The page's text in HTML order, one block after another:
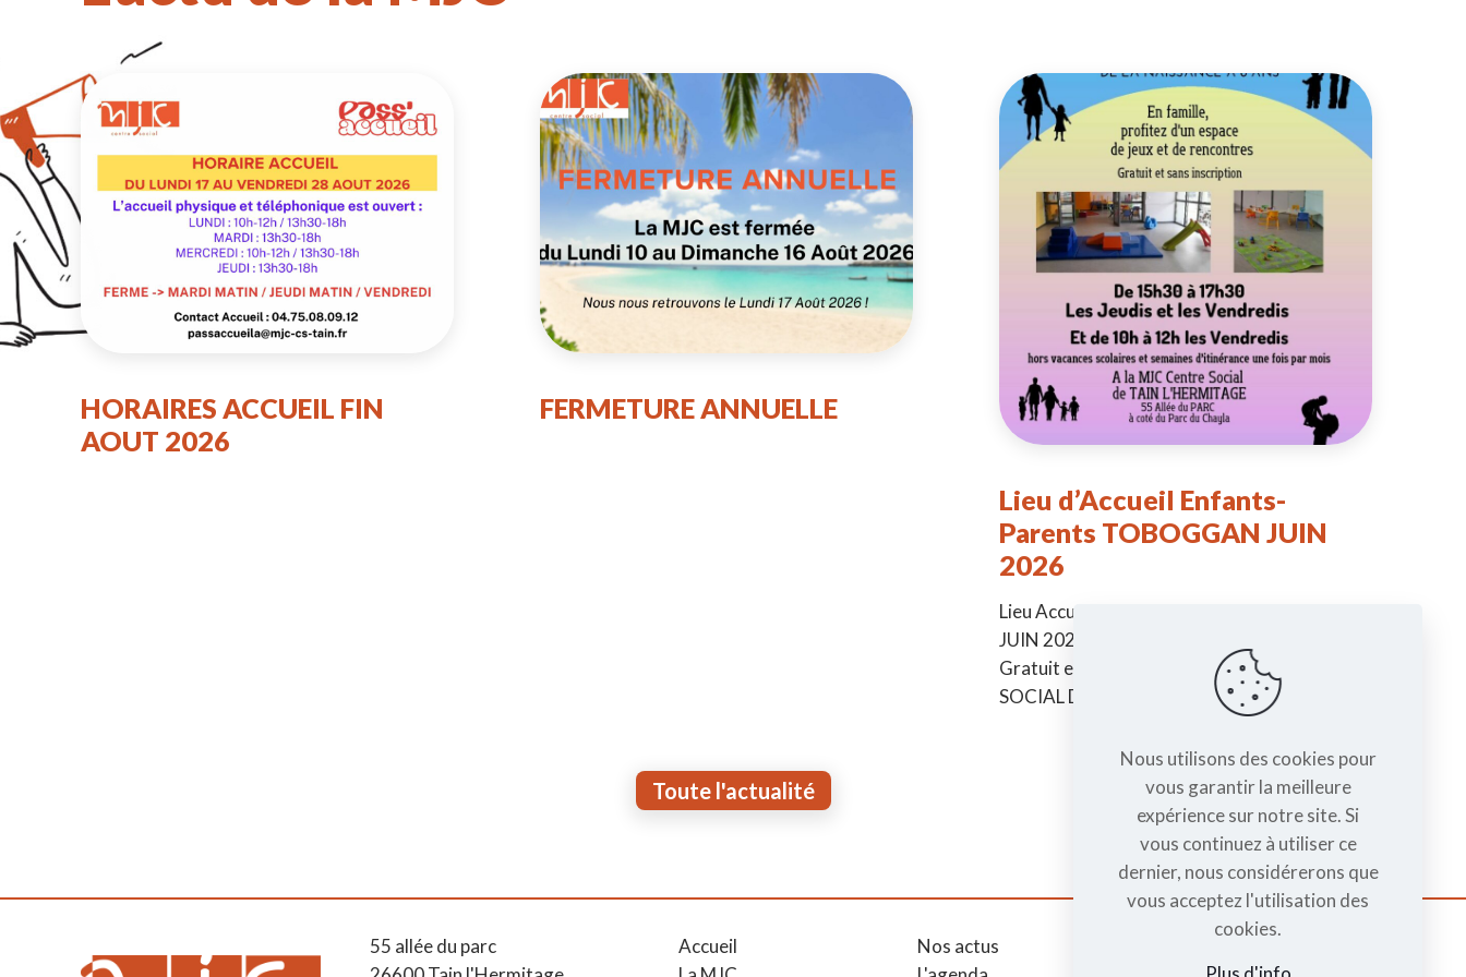
HORAIRES ACCUEIL FIN
AOUT 2026
FERMETURE ANNUELLE
Lieu d’Accueil Enfants-
Parents TOBOGGAN JUIN
2026
Lieu Accueil Enfants-Parents TOBOGGAN
JUIN 2026 -> De la naissance à 6 ans ->
Gratuit et sans inscription à la MJC CENTRE
SOCIAL DE TAIN Jeudi
Toute l'actualité
55 allée du parc
Accueil
Nos actus
Nous utilisons des cookies pour
vous garantir la meilleure
expérience sur notre site. Si
vous continuez à utiliser ce
dernier, nous considérerons que
vous acceptez l'utilisation des
cookies.